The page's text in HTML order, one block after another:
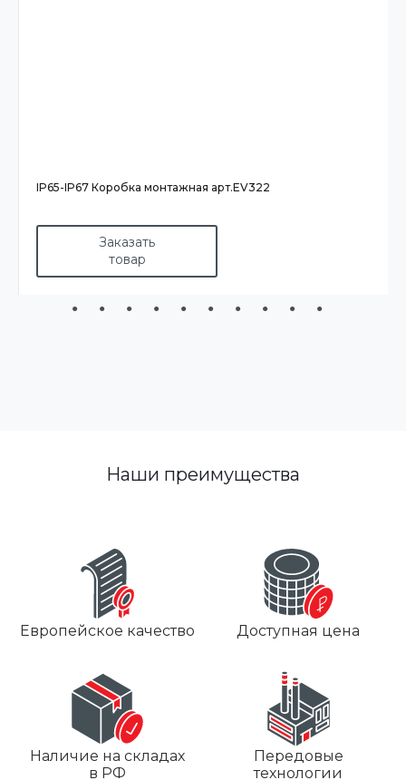
IP65-IP67 Коробка монтажная арт.EV322
Заказать
товар
Наши преимущества
Европейское качество Доступная цена
Наличие на складах
в РФ
Передовые
технологии